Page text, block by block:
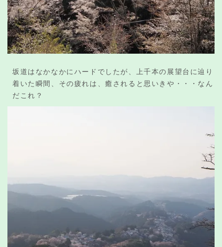
坂道はなかなかにハードでしたが、上千本の展望台に辿り
着いた瞬間、その疲れは、癒されると思いきや・・・なん
だこれ？